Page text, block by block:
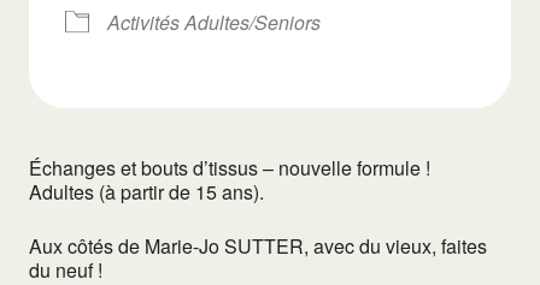
Activités Adultes/Seniors
Échanges et bouts d’tissus – nouvelle formule !
Adultes (à partir de 15 ans).
Aux côtés de Marie-Jo SUTTER, avec du vieux, faites
du neuf !